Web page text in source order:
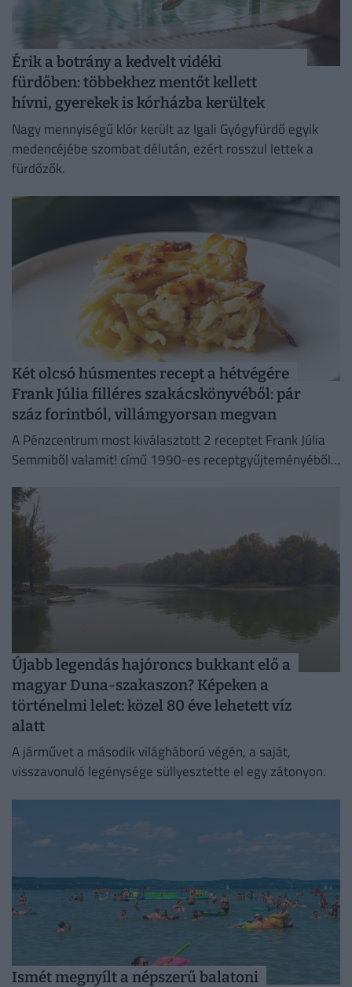
Érik a botrány a kedvelt vidéki
fürdőben: többekhez mentőt kellett
hívni, gyerekek is kórházba kerültek
Nagy mennyiségű klór került az Igali Gyógyfürdő egyik
medencéjébe szombat délután, ezért rosszul lettek a
fürdőzők.
Két olcsó húsmentes recept a hétvégére
Frank Júlia filléres szakácskönyvéből: pár
száz forintból, villámgyorsan megvan
A Pénzcentrum most kiválasztott 2 receptet Frank Júlia
Semmiből valamit! című 1990-es receptgyűjteményéből
Újabb legendás hajóroncs bukkant elő a
magyar Duna-szakaszon? Képeken a
történelmi lelet: közel 80 éve lehetett víz
alatt
A járművet a második világháború végén, a saját,
visszavonuló legénysége süllyesztette el egy zátonyon.
Ismét megnyílt a népszerű balatoni